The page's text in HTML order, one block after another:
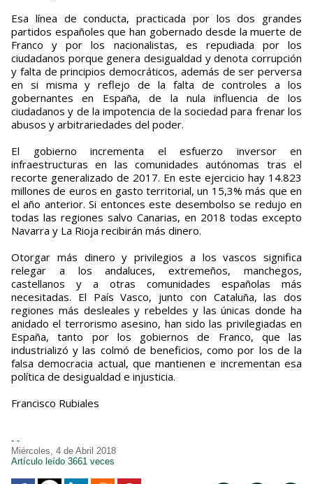
Esa línea de conducta, practicada por los dos grandes
partidos españoles que han gobernado desde la muerte de
Franco y por los nacionalistas, es repudiada por los
ciudadanos porque genera desigualdad y denota corrupción
y falta de principios democráticos, además de ser perversa
en si misma y reflejo de la falta de controles a los
gobernantes en España, de la nula influencia de los
ciudadanos y de la impotencia de la sociedad para frenar los
abusos y arbitrariedades del poder.
El gobierno incrementa el esfuerzo inversor en
infraestructuras en las comunidades autónomas tras el
recorte generalizado de 2017. En este ejercicio hay 14.823
millones de euros en gasto territorial, un 15,3% más que en
el año anterior. Si entonces este desembolso se redujo en
todas las regiones salvo Canarias, en 2018 todas excepto
Navarra y La Rioja recibirán más dinero.
Otorgar más dinero y privilegios a los vascos significa
relegar a los andaluces, extremeños, manchegos,
castellanos y a otras comunidades españolas más
necesitadas. El País Vasco, junto con Cataluña, las dos
regiones más desleales y rebeldes y las únicas donde ha
anidado el terrorismo asesino, han sido las privilegiadas en
España, tanto por los gobiernos de Franco, que las
industrializó y las colmó de beneficios, como por los de la
falsa democracia actual, que mantienen e incrementan esa
política de desigualdad e injusticia.
Francisco Rubiales
- -
Miércoles, 4 de Abril 2018
Artículo leído 3661 veces